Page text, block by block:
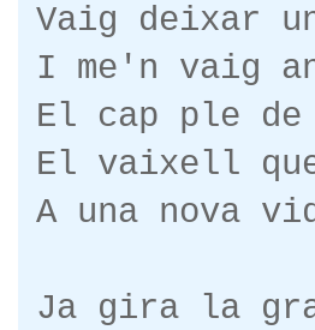
Vaig deixar
I me'n vaig
El cap ple de
El vaixell
A una nova
Ja gira la